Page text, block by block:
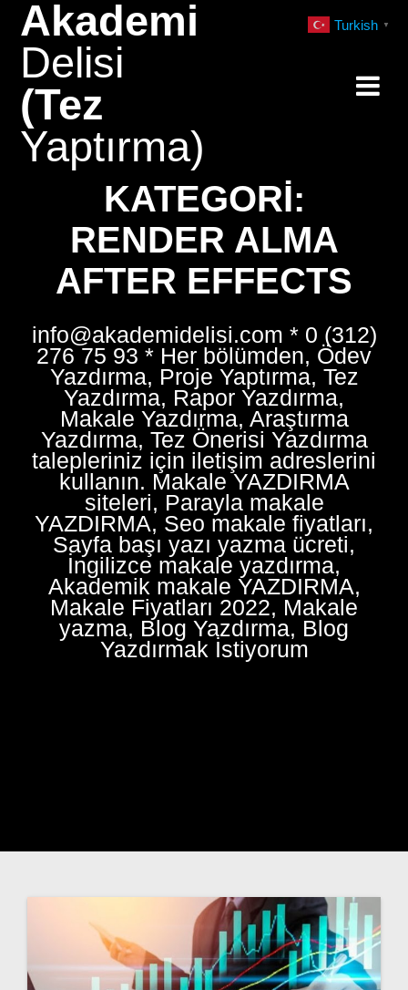
Akademi
Delisi
(Tez
Yaptırma)
KATEGORI:
RENDER ALMA
AFTER EFFECTS
info@akademidelisi.com * 0 (312)
276 75 93 * Her bölümden, Ödev
Yazdırma, Proje Yaptırma, Tez
Yazdırma, Rapor Yazdırma,
Makale Yazdırma, Araştırma
Yazdırma, Tez Önerisi Yazdırma
talepleriniz için iletişim adreslerini
kullanın. Makale YAZDIRMA
siteleri, Parayla makale
YAZDIRMA, Seo makale fiyatları,
Sayfa başı yazı yazma ücreti,
İngilizce makale yazdırma,
Akademik makale YAZDIRMA,
Makale Fiyatları 2022, Makale
yazma, Blog Yazdırma, Blog
Yazdırmak İstiyorum
Turkish ▼